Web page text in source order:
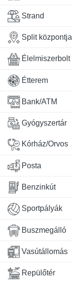
Strand
Split központja
Élelmiszerbolt
Étterem
Bank/ATM
Gyógyszertár
Kórház/Orvos
Posta
Benzinkút
Sportpályák
Buszmegálló
Vasútállomás
Repülőtér